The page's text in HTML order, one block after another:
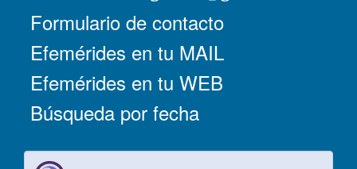
Formulario de contacto
Efemérides en tu MAIL
Efemérides en tu WEB
Búsqueda por fecha